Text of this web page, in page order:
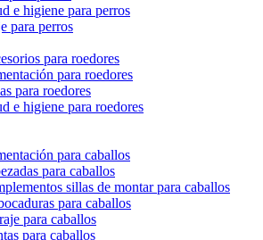
e higiene para perros
para perros
para roedores
para roedores
para roedores
e higiene para roedores
para caballos
para caballos
sillas de montar para caballos
para caballos
para caballos
para caballos